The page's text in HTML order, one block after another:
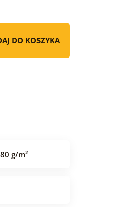
DO KOSZYKA
g/m²